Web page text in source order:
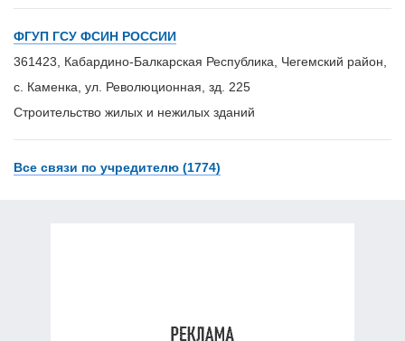
ФГУП ГСУ ФСИН РОССИИ
361423, Кабардино-Балкарская Республика, Чегемский район,
с. Каменка, ул. Революционная, зд. 225
Строительство жилых и нежилых зданий
Все связи по учредителю (1774)